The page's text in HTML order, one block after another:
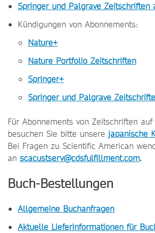
Springer und Palgrave Zeitschriften
Kündigungen von Abonnements:
Nature+
Nature Portfolio Zeitschriften
Springer+
Springer und Palgrave
Für Abonnements von Zeitschriften auf
besuchen Sie bitte unsere japanische
Bei Fragen zu Scientific American
an scacustserv@cdsfulfillment.com.
Buch-Bestellungen
Allgemeine Buchanfragen
Aktuelle Lieferinformationen für